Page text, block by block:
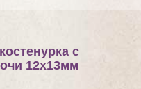
с
12х13мм